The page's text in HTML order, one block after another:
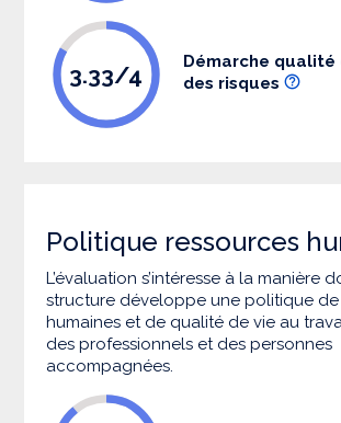
3.33/4
Démarche
des risques
Politique ressources
L’évaluation s’intéresse à la manière
structure développe une politique de
humaines et de qualité de vie au
des professionnels et des personnes
accompagnées.